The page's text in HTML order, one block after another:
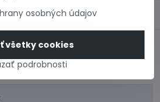
Nasledujúci produkt
osobných údajov
podrobnosti
všetky cookies